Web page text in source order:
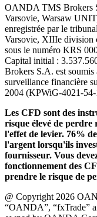
OANDA TMS Brokers
Varsovie, Warsaw
enregistrée par le
Varsovie, XIIIe division
sous le numéro KRS
Capital initial :
Brokers S.A. est
surveillance financière
2004 (KPWiG-4021-
Les CFD sont des
risque élevé de perdre
l'effet de levier. 76%
l'argent lorsqu'ils
fournisseur. Vous
fonctionnement des
prendre le risque de
@ Copyright 2026
“OANDA”, “fxTrade”